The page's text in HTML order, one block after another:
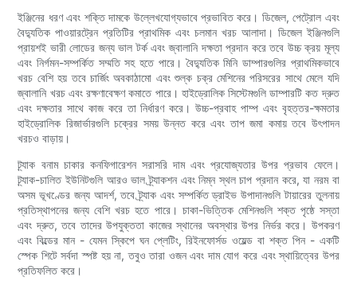
ইঞ্জিনের ধরণ এবং শক্তি দামকে উল্লেখযোগ্যভাবে প্রভাবিত করে। ডিজেল, পেট্রোল এবং
বৈদ্যুতিক পাওয়ারট্রেন প্রতিটির প্রাথমিক এবং চলমান খরচ আলাদা। ডিজেল ইঞ্জিনগুলি
প্রায়শই ভারী লোডের জন্য ভাল টর্ক এবং জ্বালানি দক্ষতা প্রদান করে তবে উচ্চ ক্রয় মূল্য
এবং নির্গমন-সম্পর্কিত সম্মতি সহ হতে পারে। বৈদ্যুতিক মিনি ডাম্পারগুলির প্রাথমিকভাবে
খরচ বেশি হয় তবে চার্জিং অবকাঠামো এবং শুল্ক চক্র মেশিনের পরিসরের সাথে মেলে যদি
জ্বালানি খরচ এবং রক্ষণাবেক্ষণ কমাতে পারে। হাইড্রোলিক সিস্টেমগুলি ডাম্পারটি কত দ্রুত
এবং দক্ষতার সাথে কাজ করে তা নির্ধারণ করে। উচ্চ-প্রবাহ পাম্প এবং বৃহত্তর-ক্ষমতার
হাইড্রোলিক রিজার্ভারগুলি চক্রের সময় উন্নত করে এবং তাপ জমা কমায় তবে উৎপাদন
খরচও বাড়ায়।
ট্র্যাক বনাম চাকার কনফিগারেশন সরাসরি দাম এবং প্রযোজ্যতার উপর প্রভাব ফেলে।
ট্র্যাক-চালিত ইউনিটগুলি আরও ভাল ট্র্যাকশন এবং নিম্ন স্থল চাপ প্রদান করে, যা নরম বা
অসম ভূখণ্ডের জন্য আদর্শ, তবে ট্র্যাক এবং সম্পর্কিত ড্রাইভ উপাদানগুলি টায়ারের তুলনায়
প্রতিস্থাপনের জন্য বেশি খরচ হতে পারে। চাকা-ভিত্তিক মেশিনগুলি শক্ত পৃষ্ঠে সস্তা
এবং দ্রুত, তবে তাদের উপযুক্ততা কাজের স্থানের অবস্থার উপর নির্ভর করে। উপকরণ
এবং বিল্ডের মান - যেমন স্কিপে ঘন প্লেটিং, রিইনফোর্সড ওয়েল্ড বা শক্ত পিন - একটি
স্পেক শিটে সর্বদা স্পষ্ট হয় না, তবুও তারা ওজন এবং দাম যোগ করে এবং স্থায়িত্বের উপর
প্রতিফলিত করে।